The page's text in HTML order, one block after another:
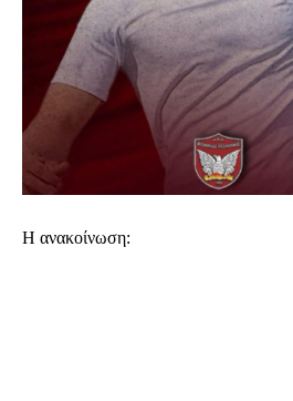
Η ανακοίνωση: